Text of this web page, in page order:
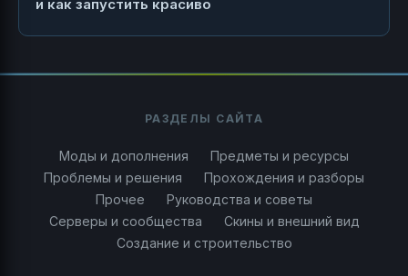
и как запустить красиво
РАЗДЕЛЫ САЙТА
Моды и дополнения
Предметы и ресурсы
Проблемы и решения
Прохождения и разборы
Прочее
Руководства и советы
Серверы и сообщества
Скины и внешний вид
Создание и строительство